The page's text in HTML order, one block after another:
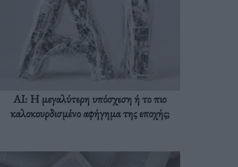
AI: Η μεγαλύτερη υπόσχεση ή το πιο
καλοκουρδισμένο αφήγημα της εποχής;